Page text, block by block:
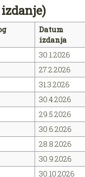
Datum
izdanja
30.1.2026
27.2.2026
31.3.2026
30.4.2026
29.5.2026
30.6.2026
28.8.2026
30.9.2026
30.10.2026